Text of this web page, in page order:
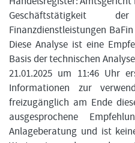
Geschäftstätigkeit
Finanzdienstleistungen
Diese Analyse ist eine
Basis der technischen
21.01.2025 um 11:46 Uhr
Informationen zur
freizugänglich am Ende
ausgesprochene
Anlageberatung und ist